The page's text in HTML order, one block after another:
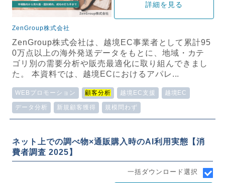
詳細を見る
ZenGroup株式会社
ZenGroup株式会社は、越境EC事業者として累計95
0万点以上の海外発送データをもとに、地域・カテ
ゴリ別の需要分析や販売最適化に取り組んできまし
た。 本資料では、越境ECにおけるアパレ...
WEBプロモーション 顧客分析 越境EC支援 越境EC
データ分析 新規顧客獲得 規模問わず
ネット上での調べ物×通販購入時のAI利用実態【消
費者調査 2025】
一括ダウンロード選択